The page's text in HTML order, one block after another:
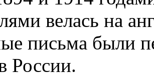
велась на
письма были
России.